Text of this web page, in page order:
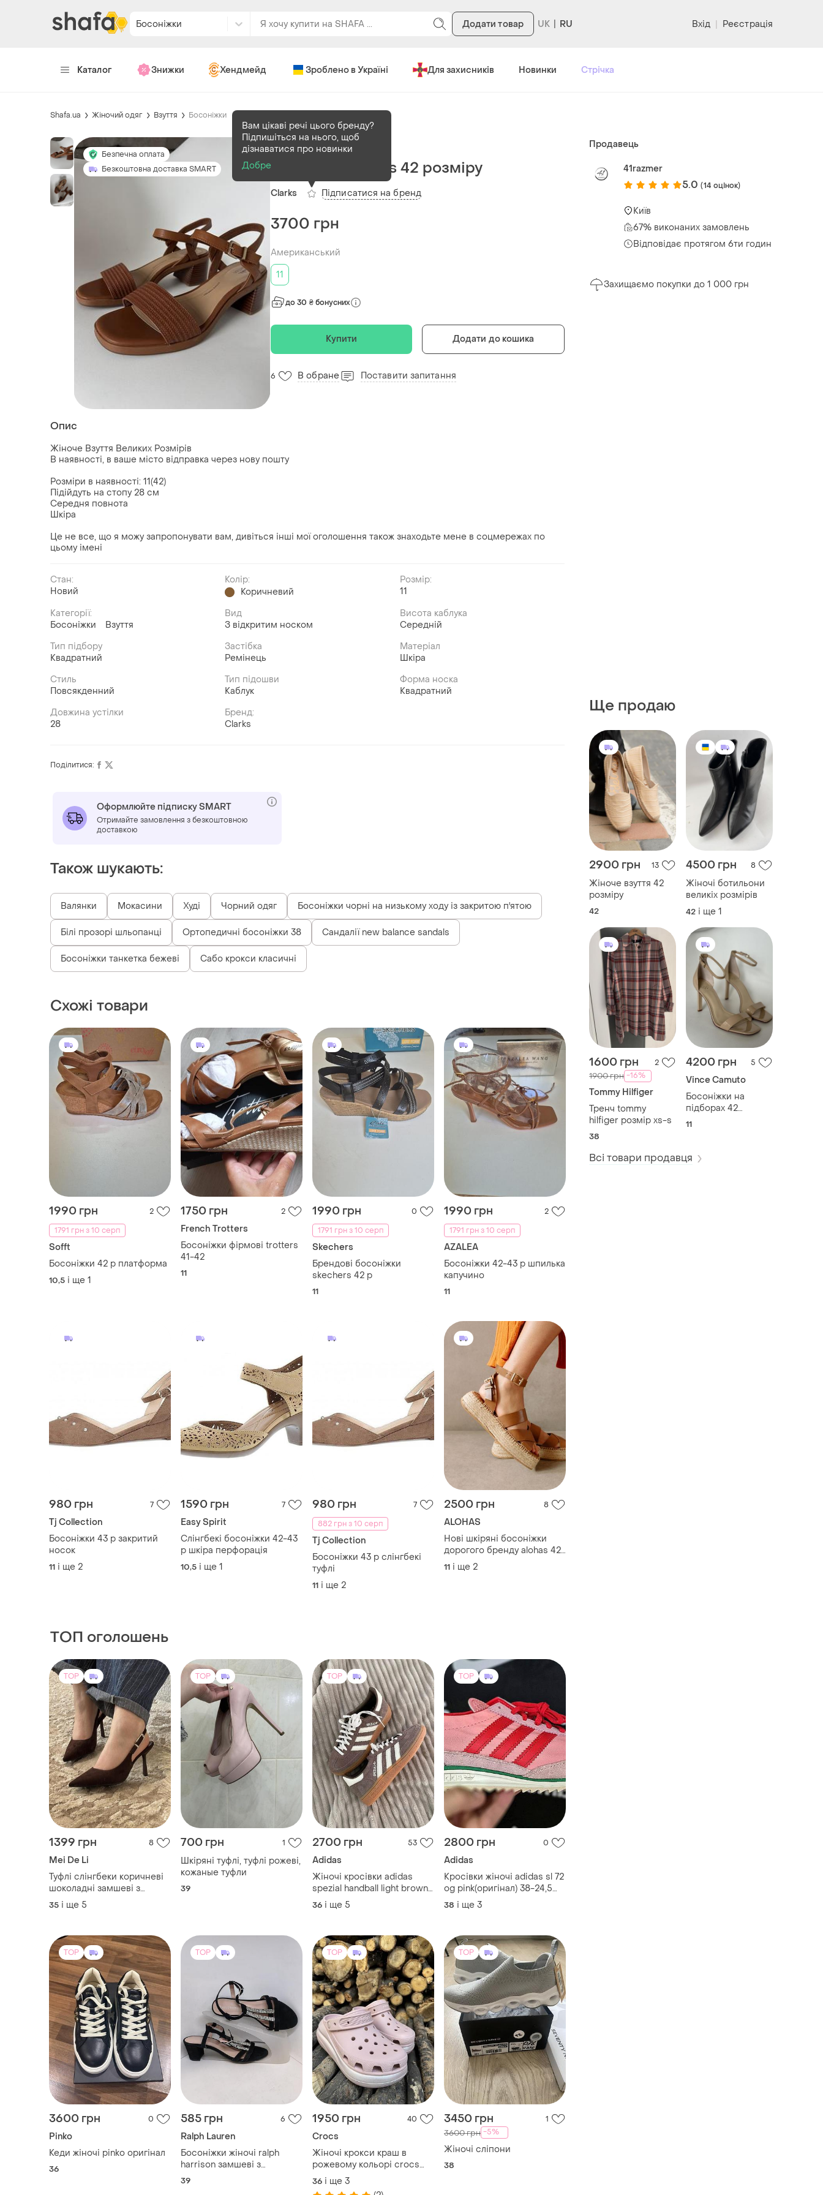
Босоніжки Додати товар RU Вхід | Реєстрація
Каталог Знижки Хендмейд Зроблено в Україні Для захисників Новинки Стрічка
Shafa.ua Жіночий одяг Взуття Босоніжки
Безпечна оплата
Безкоштовна доставка SMART
В наявності1 шт
Босоніжки clarks 42 розміру
Clarks
Вам цікаві речі цього бренду?
Підпишіться на нього, щоб
дізнаватися про новинки
Добре
Підписатися на бренд
3700 грн
Американський
11
до 30 ₴ бонусних
Купити Додати до кошика
6 В обране Поставити запитання
Опис
Жіноче Взуття Великих Розмірів
В наявності, в ваше місто відправка через нову пошту
Розміри в наявності: 11(42)
Підійдуть на стопу 28 см
Середня повнота
Шкіра
Це не все, що я можу запропонувати вам, дивіться інші мої оголошення також знаходьте мене в соцмережах по
цьому імені
Стан:
Новий
Колір:
Коричневий
Розмір:
11
Категорії:
Босоніжки
Взуття
Вид
З відкритим носком
Висота каблука
Середній
Тип підбору
Квадратний
Застібка
Ремінець
Матеріал
Шкіра
Стиль
Повсякденний
Тип підошви
Каблук
Форма носка
Квадратний
Довжина устілки
28
Бренд:
Clarks
Продавець
41razmer
5.0 (14 оцінок)
Київ
67% виконаних замовлень
Відповідає протягом 6ти годин
Захищаємо покупки до 1 000 грн
Ще продаю
2900 грн 13
Жіноче взуття 42
розміру
42
4500 грн 8
Жіночі ботильони
великіх розмірів
42 і ще 1
1600 грн 2
1900 грн -16%
Tommy Hilfiger
Тренч tommy
hilfiger розмір xs-s
38
4200 грн 5
Vince Camuto
Босоніжки на
підборах 42
розміру
11
Всі товари продавця
Поділитися:
Оформлюйте підписку SMART
Отримайте замовлення з безкоштовною
доставкою
Також шукають:
Валянки Мокасини Худі Чорний одяг Босоніжки чорні на низькому ходу із закритою п'ятою
Білі прозорі шльопанці Ортопедичні босоніжки 38 Сандалії new balance sandals
Босоніжки танкетка бежеві Сабо крокси класичні
Схожі товари
1990 грн
2
1791 грн з 10 серп
Sofft
Босоніжки 42 р платформа
10,5 і ще 1
1750 грн 2
French Trotters
Босоніжки фірмові trotters
41-42
11
1990 грн
0
1791 грн з 10 серп
Skechers
Брендові босоніжки
skechers 42 р
11
1990 грн
2
1791 грн з 10 серп
AZALEA
Босоніжки 42-43 р шпилька
капучино
11
980 грн 7
Tj Collection
Босоніжки 43 р закритий
носок
11 і ще 2
1590 грн 7
Easy Spirit
Слінгбекі босоніжки 42-43
р шкіра перфорація
10,5 і ще 1
980 грн
7
882 грн з 10 серп
Tj Collection
Босоніжки 43 р слінгбекі
туфлі
11 і ще 2
2500 грн 8
ALOHAS
Нові шкіряні босоніжки
дорогого бренду alohas 42
розмір (ідеально на стопу
27-27.5) босоножки
11 і ще 2
ТОП оголошень
TOP
1399 грн 8
Mei De Li
Туфлі слінгбеки коричневі
шоколадні замшеві з
гострим носиком на
шпильці каблуки лодочки з
стильні зручні
35 і ще 5
TOP
700 грн 1
Шкіряні туфлі, туфлі рожеві,
кожаные туфли
39
TOP
2700 грн 53
Adidas
Жіночі кросівки adidas
spezial handball light brown
коричневі кеди адідас
спеціал спешл
36 і ще 5
TOP
2800 грн 0
Adidas
Кросівки жіночі adidas sl 72
og pink(оригінал) 38-24,5
38⅔-25 39⅓-25,5
41⅓-26,5см
38 і ще 3
TOP
3600 грн 0
Pinko
Кеди жіночі pinko оригінал
36
TOP
585 грн 6
Ralph Lauren
Босоніжки жіночі ralph
harrison замшеві з
ремінцями, прикрашеними
39
TOP
1950 грн 40
Crocs
Жіночі крокси краш в
рожевому кольорі crocs
classic crush
36 і ще 3
TOP
3450 грн 1
3600 грн -5%
Жіночі сліпони
38